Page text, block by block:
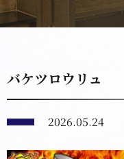
バケツロウリュ
2026.05.24